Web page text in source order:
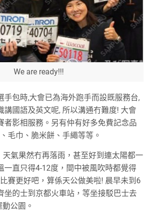
We are ready!!!
手包時,大會已為海外跑手而設既服務台,
講國語及英文呢, 所以溝通冇難度! 大會
者影相服務。另有仲有好多免費記念品
毛巾、脆米餅、手繩等等。
天氣果然冇再落雨，甚至好到連太陽都一
一直只得4-12度，間中被風吹時都覺得
賽更好吧，算係天公做美啦! 晨早未到 6
坐的士到京都火車站，等坐接駁巴士去
公園。